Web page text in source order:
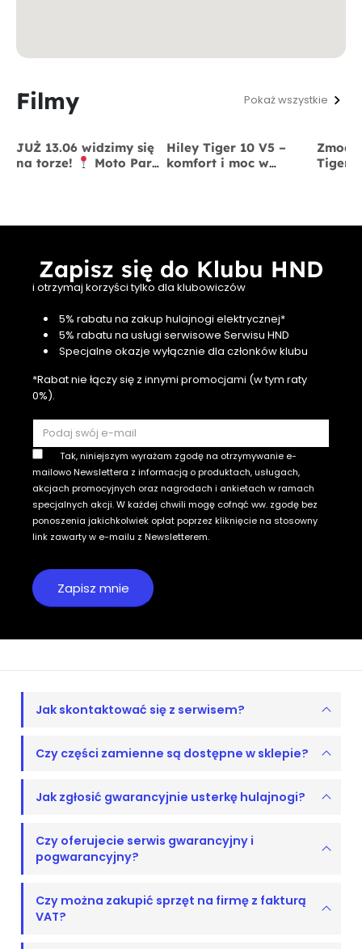
Filmy Pokaż wszystkie
JUŻ 13.06 widzimy się
na torze!
Moto Park
Hiley Tiger 10 V5 –
komfort i moc w
Tiger
Zapisz się do Klubu HND
i otrzymaj korzyści tylko dla klubowiczów
5% rabatu na zakup hulajnogi elektrycznej*
5% rabatu na usługi serwisowe Serwisu HND
Specjalne okazje wyłącznie dla członków klubu
*Rabat nie łączy się z innymi promocjami (w tym raty
0%).
Tak, niniejszym wyrażam zgodę na otrzymywanie e-
mailowo Newslettera z informacją o produktach, usługach,
akcjach promocyjnych oraz nagrodach i ankietach w ramach
specjalnych akcji. W każdej chwili mogę cofnąć ww. zgodę bez
ponoszenia jakichkolwiek opłat poprzez kliknięcie na stosowny
link zawarty w e-mailu z Newsletterem.
Jak skontaktować się z serwisem?
Czy części zamienne są dostępne w sklepie?
Jak zgłosić gwarancyjnie usterkę hulajnogi?
Czy oferujecie serwis gwarancyjny i
pogwarancyjny?
Czy można zakupić sprzęt na firmę z fakturą
VAT?